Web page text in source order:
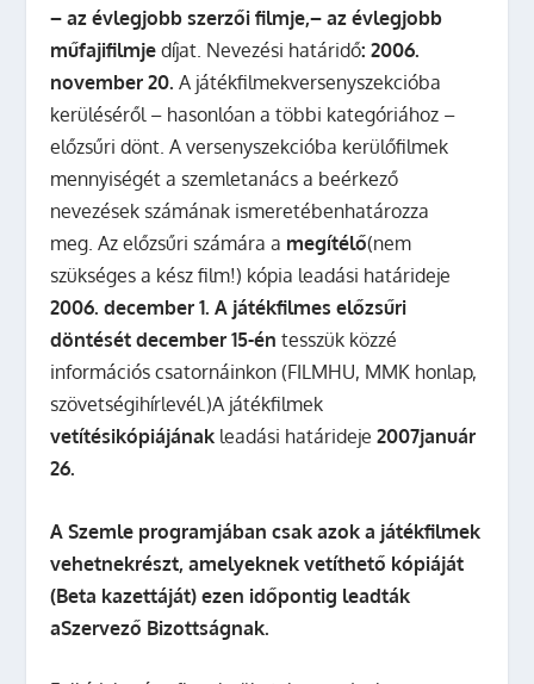
– az évlegjobb szerzői filmje,– az évlegjobb
műfajifilmje díjat. Nevezési határidő: 2006.
november 20. A játékfilmekversenyszekcióba
kerüléséről – hasonlóan a többi kategóriához –
előzsűri dönt. A versenyszekcióba kerülőfilmek
mennyiségét a szemletanács a beérkező
nevezések számának ismeretébenhatározza
meg. Az előzsűri számára a megítélő(nem
szükséges a kész film!) kópia leadási határideje
2006. december 1.A játékfilmes előzsűri
döntését december 15-éntesszük közzé
információs csatornáinkon (FILMHU, MMK honlap,
szövetségihírlevél.)A játékfilmek
vetítésikópiájának leadási határideje2007január
26.
A Szemle programjában csak azok a játékfilmek
vehetnekrészt, amelyeknek vetíthető kópiáját
(Beta kazettáját) ezen időpontig leadták
aSzervező Bizottságnak.